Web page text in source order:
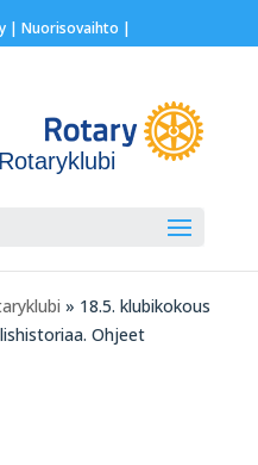
| Nuorisovaihto |
» 18.5. klubikokous
Ohjeet